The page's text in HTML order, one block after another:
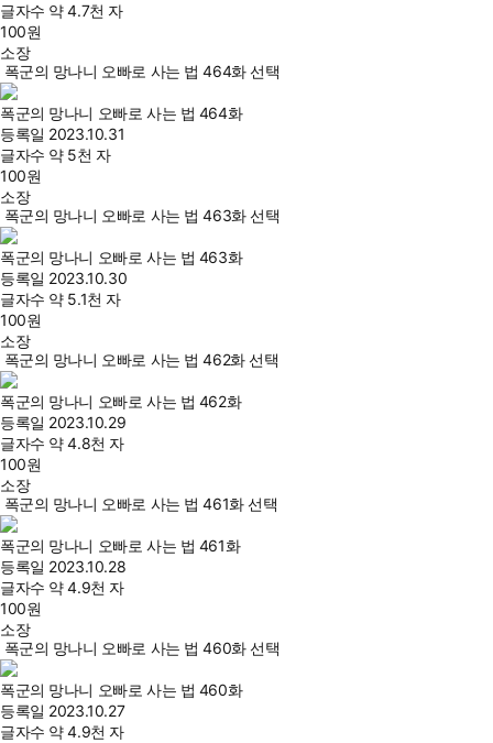
글자수 약 4.7천 자
100원
소장
폭군의 망나니 오빠로 사는 법 464화 선택
폭군의 망나니 오빠로 사는 법 464화
등록일 2023.10.31
글자수 약 5천 자
100원
소장
폭군의 망나니 오빠로 사는 법 463화 선택
폭군의 망나니 오빠로 사는 법 463화
등록일 2023.10.30
글자수 약 5.1천 자
100원
소장
폭군의 망나니 오빠로 사는 법 462화 선택
폭군의 망나니 오빠로 사는 법 462화
등록일 2023.10.29
글자수 약 4.8천 자
100원
소장
폭군의 망나니 오빠로 사는 법 461화 선택
폭군의 망나니 오빠로 사는 법 461화
등록일 2023.10.28
글자수 약 4.9천 자
100원
소장
폭군의 망나니 오빠로 사는 법 460화 선택
폭군의 망나니 오빠로 사는 법 460화
등록일 2023.10.27
글자수 약 4.9천 자